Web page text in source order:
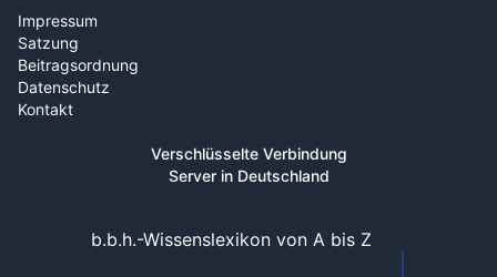
Impressum
Satzung
Beitragsordnung
Datenschutz
Kontakt
Verschlüsselte Verbindung
Server in Deutschland
b.b.h.-Wissenslexikon von A bis Z